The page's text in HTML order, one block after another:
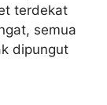
terdekat
semua
dipungut